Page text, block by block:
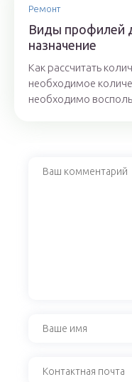
Ремонт
Виды профилей
назначение
Как рассчитать
необходимое
необходимо